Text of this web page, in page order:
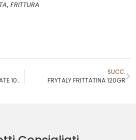
, FRITTURA
FRYTALY CROCCHE’ DI PATATE 100GR
SUCC.
FRYTALY FRITTATINA 120GR